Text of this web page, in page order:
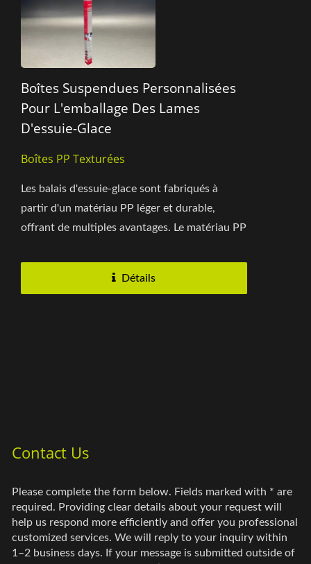
Boîtes Suspendues Personnalisées
Pour L'emballage Des Lames
D'essuie-Glace
Boîtes PP Texturées
Les balais d'essuie-glace sont fabriqués à
partir d'un matériau PP léger et durable,
offrant de multiples avantages. Le matériau PP
Détails